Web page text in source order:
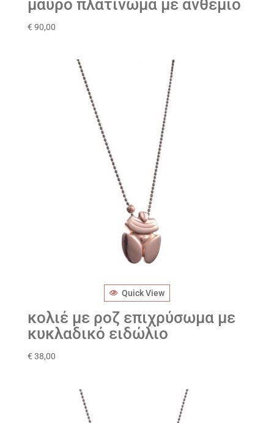
μαύρο πλατίνωμα με ανθέμιο
€ 90,00
Quick View
κολιέ με ροζ επιχρύσωμα με
κυκλαδικό ειδώλιο
€ 38,00